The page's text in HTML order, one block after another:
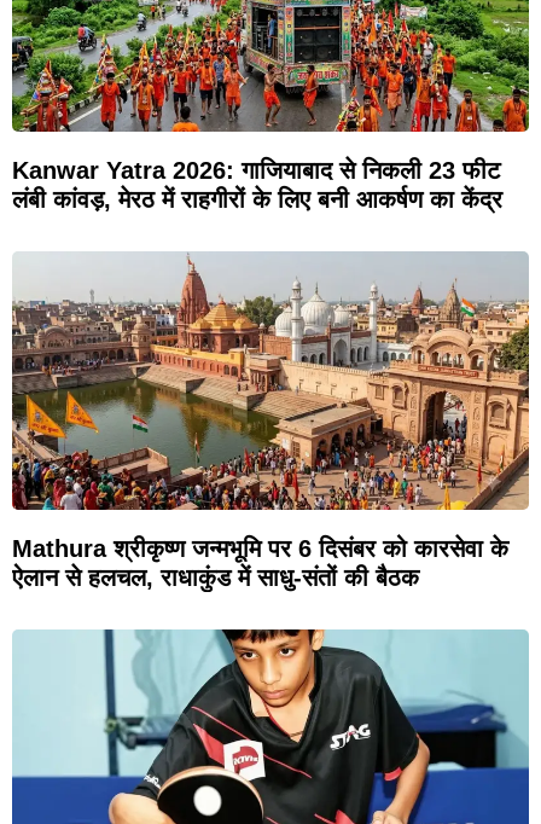
Kanwar Yatra 2026: गाजियाबाद से निकली 23 फीट
लंबी कांवड़, मेरठ में राहगीरों के लिए बनी आकर्षण का केंद्र
Mathura श्रीकृष्ण जन्मभूमि पर 6 दिसंबर को कारसेवा के
ऐलान से हलचल, राधाकुंड में साधु-संतों की बैठक